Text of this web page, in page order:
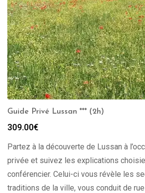
Guide Privé Lussan *** (2h)
309.00€
Partez à la découverte de Lussan à
privée et suivez les explications
conférencier. Celui-ci vous révèle les
traditions de la ville, vous conduit de